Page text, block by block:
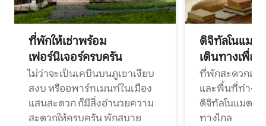
ที่พักให้เช่าพร้อม
เฟอร์นิเจอร์ครบครัน
ไม่ว่าจะเป็นเคบินบนภูเขาเงียบ
สงบ หรืออพาร์ทเมนท์ในเมือง
แสนสะดวก ก็มีสิ่งอำนวยความ
สะดวกให้ครบครัน พักสบาย
ดิจิทัลโนแมด
เดินทางเพื่อ
ที่พักสะดวกสบ
และพื้นที่ทำงา
ดิจิทัลโนแมดแ
ทางไกล